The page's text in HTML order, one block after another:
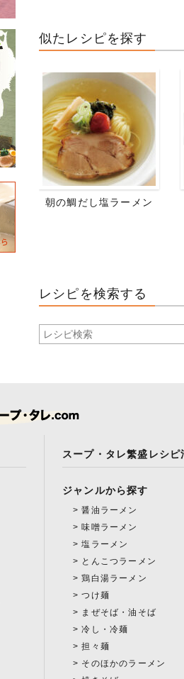
似たレシピを探す
朝の鯛だし塩ラーメン
レシピを検索する
スープ・タレ繁盛レシピ
ジャンルから探す
醤油ラーメン
味噌ラーメン
塩ラーメン
とんこつラーメン
鶏白湯ラーメン
つけ麺
まぜそば・油そば
冷し・冷麺
担々麺
そのほかのラーメン